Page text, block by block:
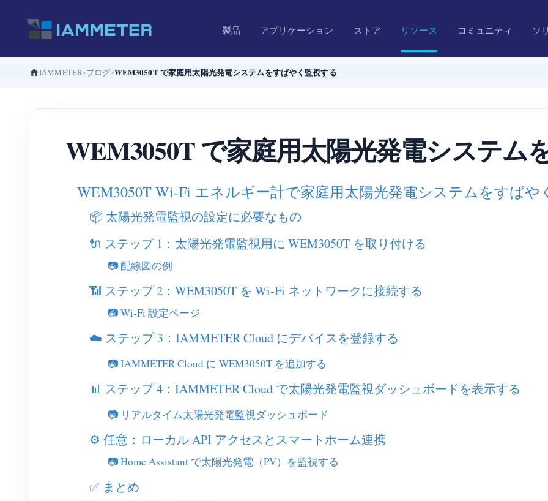
製品 アプリケーション ストア リソース コミュニティ ソ
IAMMETER ブログ WEM3050T で家庭用太陽光発電システムをすばやく監視する
WEM3050T で家庭用太陽光発電システム
WEM3050T Wi-Fi エネルギー計で家庭用太陽光発電システムをすばや
📦 太陽光発電監視の設定に必要なもの
🔌 ステップ 1：太陽光発電監視用に WEM3050T を取り付ける
📷 配線図の例
📶 ステップ 2：WEM3050T を Wi-Fi ネットワークに接続する
📷 Wi-Fi 設定ページ
☁️ ステップ 3：IAMMETER Cloud にデバイスを登録する
📷 IAMMETER Cloud に WEM3050T を追加する
📊 ステップ 4：IAMMETER Cloud で太陽光発電監視ダッシュボードを表示する
📷 リアルタイム太陽光発電監視ダッシュボード
⚙️ 任意：ローカル API アクセスとスマートホーム連携
📷 Home Assistant で太陽光発電（PV）を監視する
✅ まとめ